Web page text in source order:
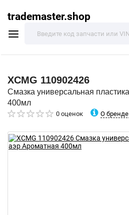
trademaster.shop
XCMG 110902426
Смазка универсальная
400мл
0 оценок О бренде